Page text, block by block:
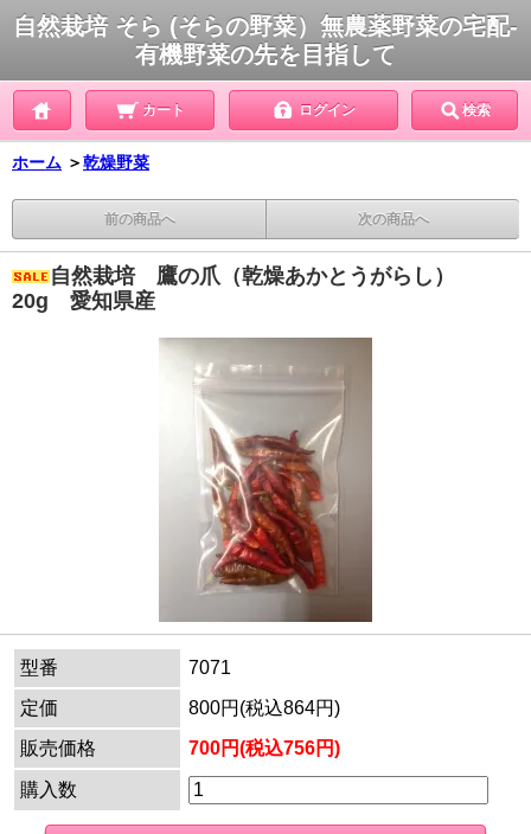
自然栽培 そら (そらの野菜）無農薬野菜の宅配-
有機野菜の先を目指して
カート ログイン 検索
ホーム ＞乾燥野菜
前の商品へ 次の商品へ
自然栽培 鷹の爪（乾燥あかとうがらし）
20g 愛知県産
型番
7071
定価
800円(税込864円)
販売価格
700円(税込756円)
購入数